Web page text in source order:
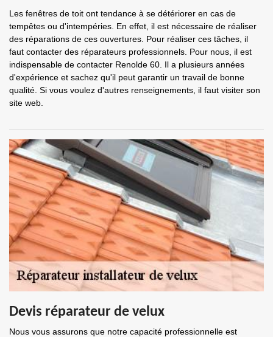
Les fenêtres de toit ont tendance à se détériorer en cas de
tempêtes ou d'intempéries. En effet, il est nécessaire de réaliser
des réparations de ces ouvertures. Pour réaliser ces tâches, il
faut contacter des réparateurs professionnels. Pour nous, il est
indispensable de contacter Renolde 60. Il a plusieurs années
d'expérience et sachez qu'il peut garantir un travail de bonne
qualité. Si vous voulez d'autres renseignements, il faut visiter son
site web.
Devis réparateur de velux
Nous vous assurons que notre capacité professionnelle est